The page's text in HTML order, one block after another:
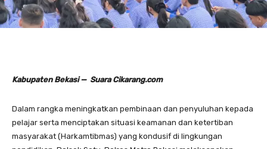
Kabupaten Bekasi — Suara Cikarang.com
Dalam rangka meningkatkan pembinaan dan penyuluhan kepada
pelajar serta menciptakan situasi keamanan dan ketertiban
masyarakat (Harkamtibmas) yang kondusif di lingkungan